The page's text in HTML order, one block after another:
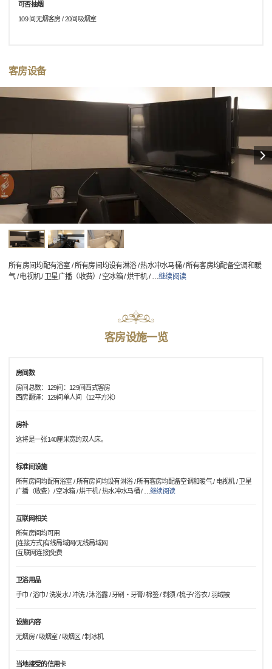
可否抽烟
109 间无烟客房 / 20间吸烟室
客房设备
所有房间均配有浴室 / 所有房间均设有淋浴 / 热水冲水马桶 / 所有客房均配备空调和暖
气 / 电视机 / 卫星广播（收费）/ 空冰箱 / 烘干机 /…继续阅读
客房设施一览
房间数
房间总数：129间：129间西式客房
西房翻译：129间单人间（12平方米）
房补
这将是一张140厘米宽的双人床。
标准间设施
所有房间均配有浴室 / 所有房间均设有淋浴 / 所有客房均配备空调和暖气 / 电视机 / 卫星
广播（收费）/ 空冰箱 / 烘干机 / 热水冲水马桶 /
…继续阅读
互联网相关
所有房间均可用
[连接方式]有线局域网/无线局域网
[互联网连接]免费
卫浴用品
手巾 / 浴巾 / 洗发水 / 冲洗 / 沐浴露 / 牙刷・牙膏/ 棉签 / 剃须 / 梳子/ 浴衣 / 羽绒被
设施内容
无烟房 / 吸烟室 / 吸烟区 / 制冰机
当地接受的信用卡